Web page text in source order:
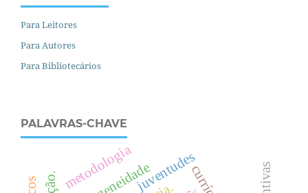
Para Leitores
Para Autores
Para Bibliotecários
PALAVRAS-CHAVE
juventudes
metodologia